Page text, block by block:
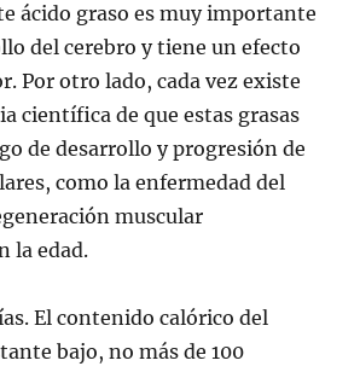
ácido graso es muy importante
del cerebro y tiene un efecto
Por otro lado, cada vez existe
científica de que estas grasas
de desarrollo y progresión de
como la enfermedad del
muscular
la edad.
El contenido calórico del
bajo, no más de 100